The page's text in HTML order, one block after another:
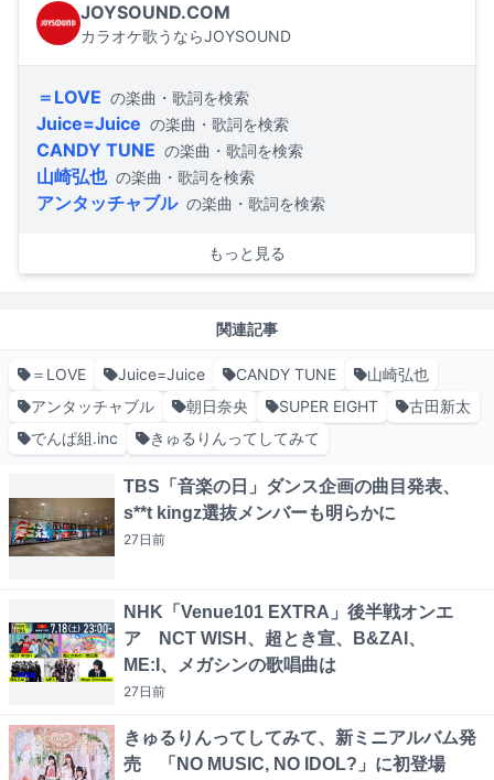
JOYSOUND.COM
カラオケ歌うならJOYSOUND
＝LOVE の楽曲・歌詞を検索
Juice=Juice の楽曲・歌詞を検索
CANDY TUNE の楽曲・歌詞を検索
山崎弘也 の楽曲・歌詞を検索
アンタッチャブル の楽曲・歌詞を検索
もっと見る
関連記事
＝LOVE Juice=Juice CANDY TUNE
山崎弘也
アンタッチャブル
朝日奈央 SUPER EIGHT
古田新太
でんぱ組.inc
きゅるりんってしてみて
TBS「音楽の日」ダンス企画の曲目発表、
s**t kingz選抜メンバーも明らかに
27日前
NHK「Venue101 EXTRA」後半戦オンエ
ア NCT WISH、超とき宣、B&ZAI、
ME:I、メガシンの歌唱曲は
27日前
きゅるりんってしてみて、新ミニアルバム発
売 「NO MUSIC, NO IDOL?」に初登場